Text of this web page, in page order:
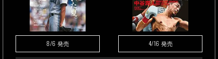
8/6 発売 4/16 発売